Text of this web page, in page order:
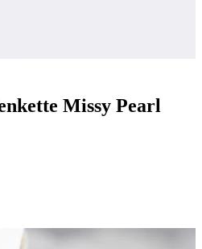
Missy Pearl